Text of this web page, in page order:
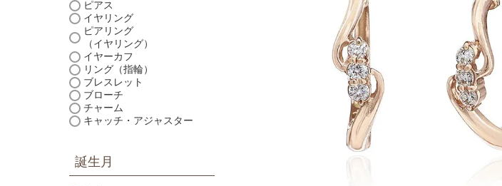
ピアス
イヤリング
ピアリング
（イヤリング）
イヤーカフ
リング（指輪）
ブレスレット
ブローチ
チャーム
キャッチ・アジャスター
誕生月